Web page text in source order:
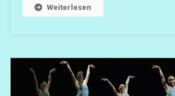
Weiterlesen